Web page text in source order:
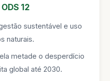
12
sustentável e uso
naturais.
metade o desperdício
global até 2030.